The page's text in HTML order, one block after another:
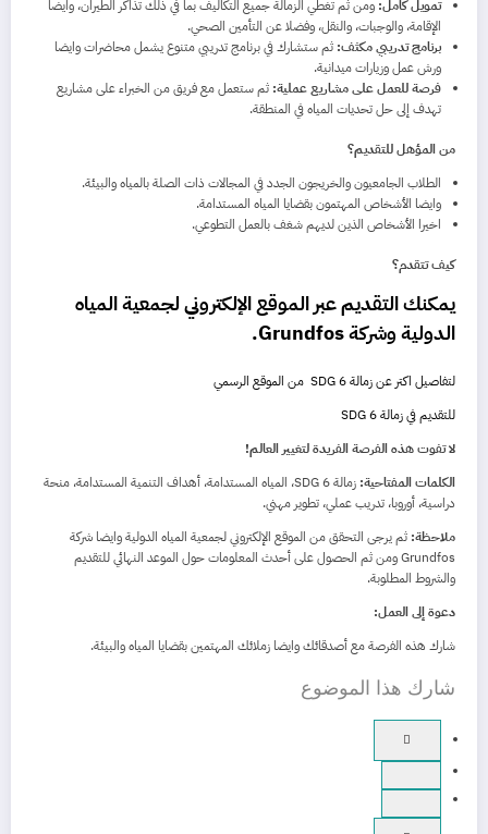
تمويل كامل: ومن ثم تغطي الزمالة جميع التكاليف بما في ذلك تذاكر الطيران، وايضا
الإقامة، والوجبات، والنقل، وفضلا عن التأمين الصحي.
برنامج تدريبي مكثف: ثم ستشارك في برنامج تدريبي متنوع يشمل محاضرات وايضا
ورش عمل وزيارات ميدانية.
فرصة للعمل على مشاريع عملية: ثم ستعمل مع فريق من الخبراء على مشاريع
تهدف إلى حل تحديات المياه في المنطقة.
من المؤهل للتقديم؟
الطلاب الجامعيون والخريجون الجدد في المجالات ذات الصلة بالمياه والبيئة.
وايضا الأشخاص المهتمون بقضايا المياه المستدامة.
اخيرا الأشخاص الذين لديهم شغف بالعمل التطوعي.
كيف تتقدم؟
يمكنك التقديم عبر الموقع الإلكتروني لجمعية المياه
الدولية وشركة Grundfos.
لتفاصيل اكتر عن زمالة SDG 6 من الموقع الرسمي
للتقديم في زمالة SDG 6
لا تفوت هذه الفرصة الفريدة لتغيير العالم!
الكلمات المفتاحية:
زمالة SDG 6، المياه المستدامة، أهداف التنمية المستدامة، منحة
دراسية، أوروبا، تدريب عملي، تطوير مهني.
ملاحظة: ثم يرجى التحقق من الموقع الإلكتروني لجمعية المياه الدولية وايضا شركة
Grundfos ومن ثم الحصول على أحدث المعلومات حول الموعد النهائي للتقديم
والشروط المطلوبة.
دعوة إلى العمل:
شارك هذه الفرصة مع أصدقائك وايضا زملائك المهتمين بقضايا المياه والبيئة.
شارك هذا الموضوع